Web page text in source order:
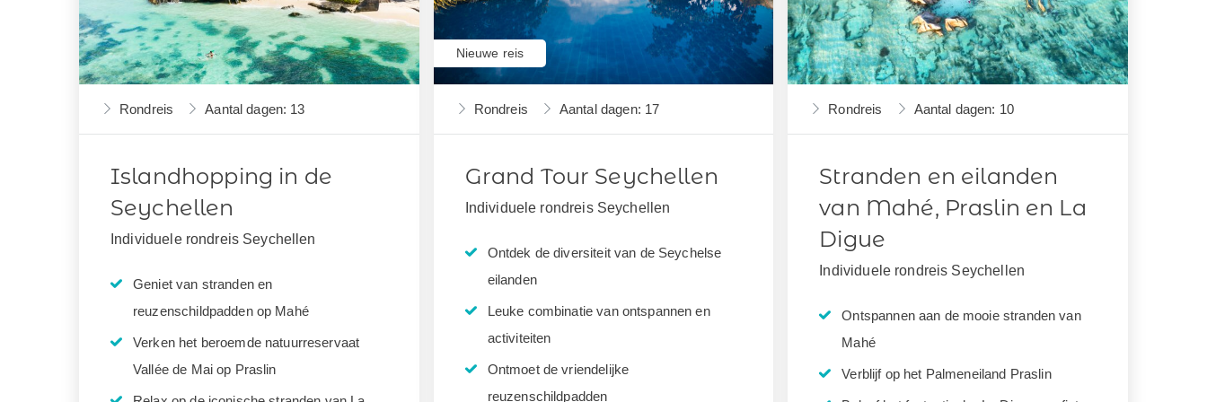
Rondreis Aantal dagen: 13
Islandhopping in de
Seychellen
Individuele rondreis Seychellen
Geniet van stranden en
reuzenschildpadden op Mahé
Verken het beroemde natuurreservaat
Vallée de Mai op Praslin
Rondreis Aantal dagen: 17
Grand Tour Seychellen
Individuele rondreis Seychellen
Ontdek de diversiteit van de Seychelse
eilanden
Leuke combinatie van ontspannen en
activiteiten
Ontmoet de vriendelijke
reuzenschildpadden
Nieuwe reis
Rondreis Aantal dagen: 10
Stranden en eilanden
van Mahé, Praslin en La
Digue
Individuele rondreis Seychellen
Ontspannen aan de mooie stranden van
Mahé
Verblijf op het Palmeneiland Praslin